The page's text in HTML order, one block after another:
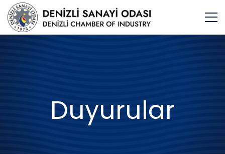
Duyurular